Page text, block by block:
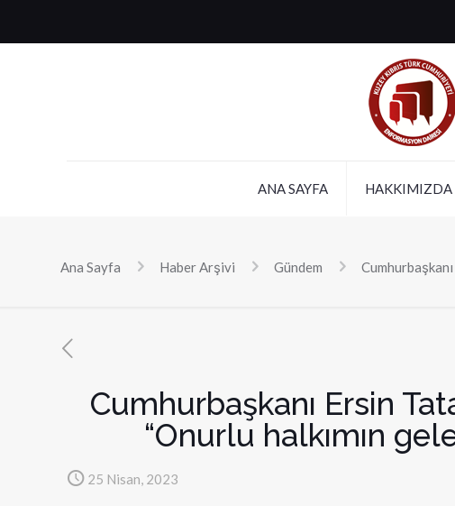
ANA SAYFA HAKKIMIZDA
Ana Sayfa Haber Arşivi Gündem
Cumhurbaşkanı Ersin
“Onurlu halkımın
25 Nisan, 2023